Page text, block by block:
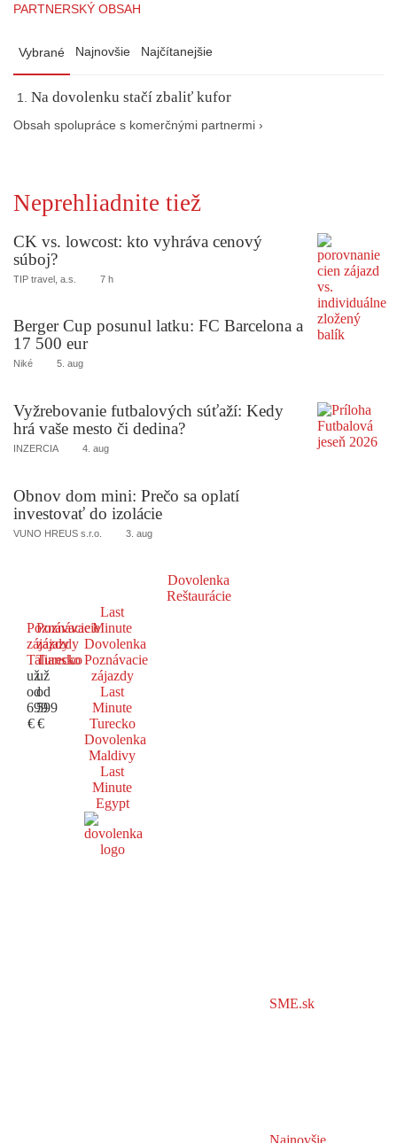
PARTNERSKÝ OBSAH
Vybrané Najnovšie Najčítanejšie
Na dovolenku stačí zbaliť kufor
Obsah spolupráce s komerčnými partnermi ›
Neprehliadnite tiež
CK vs. lowcost: kto vyhráva cenový
súboj?
TIP travel, a.s. 7 h
Berger Cup posunul latku: FC Barcelona a
17 500 eur
Niké 5. aug
Vyžrebovanie futbalových súťaží: Kedy
hrá vaše mesto či dedina?
INZERCIA 4. aug
Obnov dom mini: Prečo sa oplatí
investovať do izolácie
VUNO HREUS s.r.o. 3. aug
Dovolenka
Reštaurácie
Poznávacie
zájazdy
Taliansko
už
od
699
€
Poznávacie
zájazdy
Turecko
už
od
599
€
Last
Minute
Dovolenka
Poznávacie
zájazdy
Last
Minute
Turecko
Dovolenka
Maldivy
Last
Minute
Egypt
SME.sk
Najnovšie